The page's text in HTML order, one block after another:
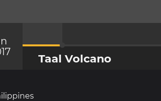
Taal Volcano